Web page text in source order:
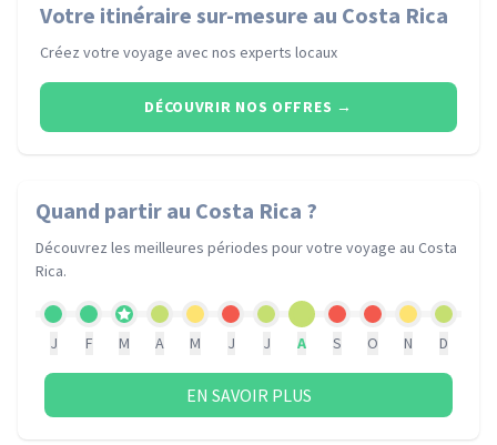
Votre itinéraire sur-mesure au Costa Rica
Créez votre voyage avec nos experts locaux
DÉCOUVRIR NOS OFFRES →
Quand partir au Costa Rica ?
Découvrez les meilleures périodes pour votre voyage au Costa
Rica.
J F M A M J J A S O N D
EN SAVOIR PLUS